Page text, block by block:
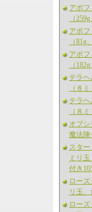
アポ
（
アポ
（81g
アポ
（
テラヘ
（８
テラヘ
（８
オブシ
魔法陣
スタ
ミリ
付き
ローズ
リ玉、
ローズ